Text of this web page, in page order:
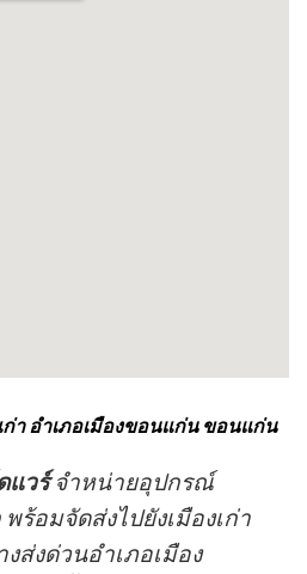
ก่า อำเภอเมืองขอนแก่น ขอนแก่น
แวร์จำหน่ายอุปกรณ์
ร้อมจัดส่งไปยังเมืองเก่า
ส่งด่วนอำเภอเมือง